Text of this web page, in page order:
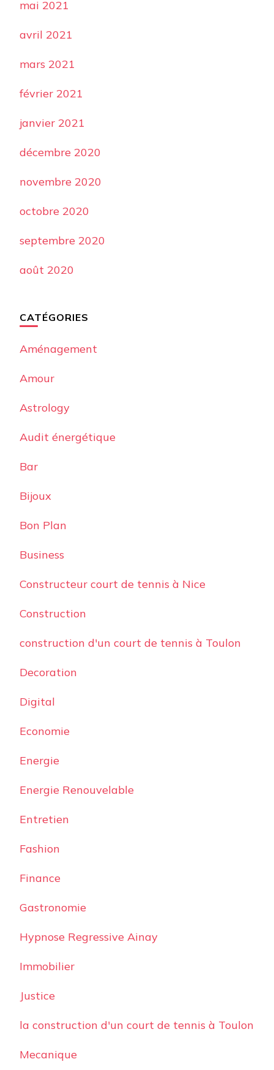
mai 2021
avril 2021
mars 2021
février 2021
janvier 2021
décembre 2020
novembre 2020
octobre 2020
septembre 2020
août 2020
CATÉGORIES
Aménagement
Amour
Astrology
Audit énergétique
Bar
Bijoux
Bon Plan
Business
Constructeur court de tennis à Nice
Construction
construction d'un court de tennis à Toulon
Decoration
Digital
Economie
Energie
Energie Renouvelable
Entretien
Fashion
Finance
Gastronomie
Hypnose Regressive Ainay
Immobilier
Justice
la construction d'un court de tennis à Toulon
Mecanique